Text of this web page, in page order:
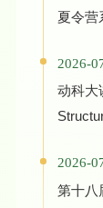
夏令营
2026-
动科大
2026-
第十八